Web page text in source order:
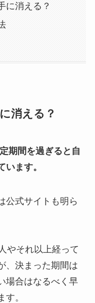
に消える？
消える？
期間を過ぎると自
ます。
公式サイトも明ら
やそれ以上経って
、決まった期間は
場合はなるべく早
。